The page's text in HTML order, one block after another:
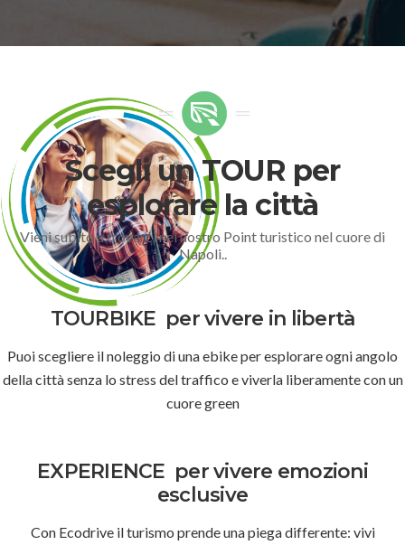
Scegli un TOUR per
esplorare la città
Vieni subito a trovarci nel nostro Point turistico nel cuore di
Napoli..
TOURBIKE per vivere in libertà
Puoi scegliere il noleggio di una ebike per esplorare ogni angolo
della città senza lo stress del traffico e viverla liberamente con un
cuore green
EXPERIENCE per vivere emozioni
esclusive
Con Ecodrive il turismo prende una piega differente: vivi